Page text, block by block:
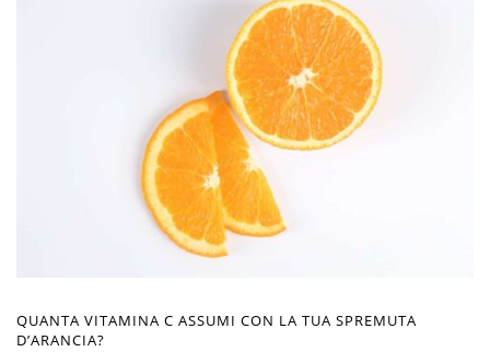
QUANTA VITAMINA C ASSUMI CON LA TUA SPREMUTA
D’ARANCIA?